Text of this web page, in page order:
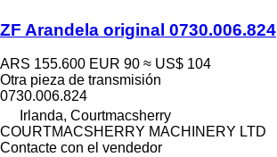
ZF Arandela original 0730.006.824
ARS 155.600 EUR 90 ≈ US$ 104
Otra pieza de transmisión
0730.006.824
Irlanda, Courtmacsherry
COURTMACSHERRY MACHINERY LTD
Contacte con el vendedor